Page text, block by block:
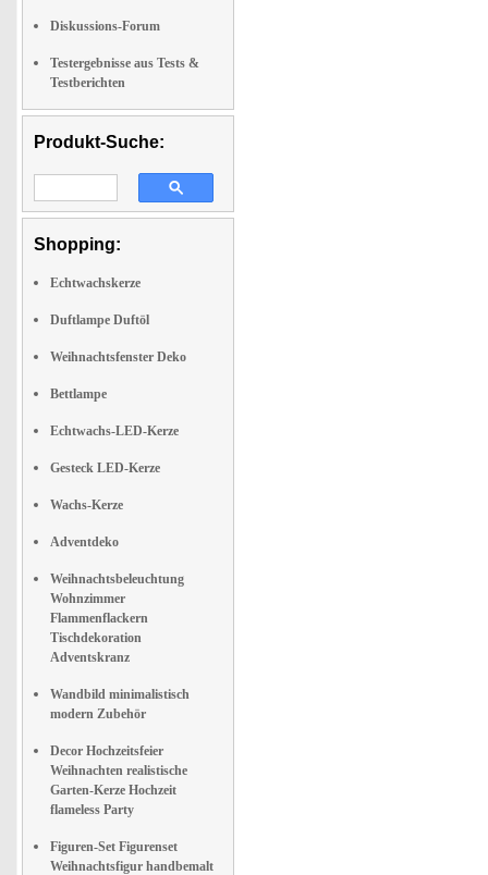
Diskussions-Forum
Testergebnisse aus Tests &
Testberichten
Produkt-Suche:
Shopping:
Echtwachskerze
Duftlampe Duftöl
Weihnachtsfenster Deko
Bettlampe
Echtwachs-LED-Kerze
Gesteck LED-Kerze
Wachs-Kerze
Adventdeko
Weihnachtsbeleuchtung
Wohnzimmer
Flammenflackern
Tischdekoration
Adventskranz
Wandbild minimalistisch
modern Zubehör
Decor Hochzeitsfeier
Weihnachten realistische
Garten-Kerze Hochzeit
flameless Party
Figuren-Set Figurenset
Weihnachtsfigur handbemalt